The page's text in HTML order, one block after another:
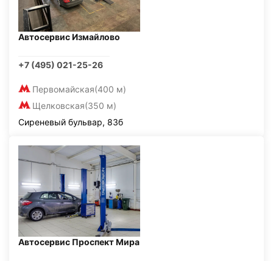
Автосервис Измайлово
+7 (495) 021-25-26
Первомайская(400 м)
Щелковская(350 м)
Сиреневый бульвар, 83б
Автосервис Проспект Мира